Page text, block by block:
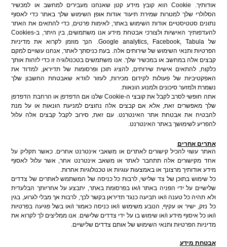
אודותיך.
Cookieהוא קובץ מידע קטן שאנחנו מעבירים למחשב או למכשיר
הסלולרי שלך למטרות שמירת תיעוד אודות אופן השימוש שלך באתר כדי לאסוף
נתונים סטטיסטיים אודות השימוש באתר, לאימות פרטים, כדי להתאים את האתר
להעדפותיך האישיות ולצורכי אבטחת מידע אנו משתמשים, בין היתר, ב-Cookies
שלGoogle analytics, Facebook, Tabula. הנך מוזמן לקרוא את מדיניות
הפרטיות ותנאי השימוש של שירותים אלה. בעת כניסתך לאתר, אנחנו עשויים למקם
קבצים אלה במחשב או במכשיר שלך. אנו משתמשים בטכנולוגיה זו כדי לזהות אותך
כלקוח, להתאים אישית שירותים, להציג תוכן ופרסומות של תדיראן, למדוד את
האפקטיביות של פעולות לקידום מכירות, לעזור לוודא שאבטחת החשבון שלך
נשמרת ולמזער סיכונים ולמנוע הונאות.
אתה חופשי לסרב לקבל את קובצי ה-Cookie שלנו אם הדפדפן או הרחבת הדפדפן
שלך מאפשרים זאת, אלא אם קבצים אלה נחוצים למניעת הונאות או על מנת
להבטיח את אבטחת אתר האינטרנט. עם זאת, סירוב לקבל קבצים אלה עלול
להפריע לשימושך באתר האינטרנט.
אתרים אחרים
האתר עשוי להכיל קישורים לאתרים או משאבי אינטרנט אחרים. כאשר תקליק על
אחד מקישורים אלה תתחבר לאתר או משאב אינטרנט אחר, אשר עלול לאסוף
מידע אודותיך מרצונך או באמצעות עוגיות או טכנולוגיות אחרות.
כל שימוש בתוכן של צד שלישי, לרבות כל כניסה של המשתמש לאתרים של צדדים
שלישיים על ידי הפניה באתר ו/או בפרסומת באתר, יתבצע על אחריותך הבלעדית
ולא תהיה כל טענה ו/או תביעה כנגד תדיראן בקשר לכך, לרבות אך מבלי לגרוע, בגין
כל נזק, ישיר או עקיף, הנובע משימוש ו/או כניסה כאמור ו/או בשל פגיעה בפרטיות
ו/או כל איסוף מידע ו/או שימוש בו על ידי צדדים שלישים. אנו ממליצים לך לקרוא את
מדיניות הפרטיות ותנאי השימוש של אותם צדדים שלישיים.
אבטחת מידע